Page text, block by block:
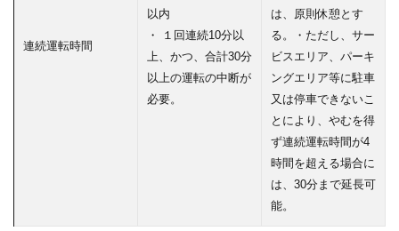
連続運転時間
以内
・ １回連続10分以
上、かつ、合計30分
以上の運転の中断が
必要。
は、原則休憩とす
る。・ただし、サー
ビスエリア、パーキ
ングエリア等に駐車
又は停車できないこ
とにより、やむを得
ず連続運転時間が4
時間を超える場合に
は、30分まで延長可
能。